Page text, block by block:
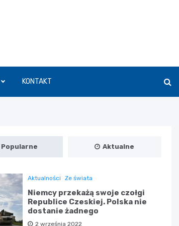
KONTAKT
Popularne Aktualne
Aktualności Ze świata
Niemcy przekażą swoje czołgi
Republice Czeskiej. Polska nie
dostanie żadnego
2 września 2022